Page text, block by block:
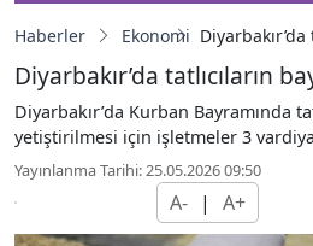
Haberler Ekonomi
Diyarbakır’da tatlıcıların
Diyarbakır’da Kurban Bayramında
yetiştirilmesi için işletmeler 3
Yayınlanma Tarihi: 25.05.2026 09:50
A- | A+